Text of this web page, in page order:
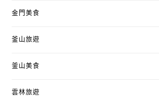
金門美食
釜山旅遊
釜山美食
雲林旅遊